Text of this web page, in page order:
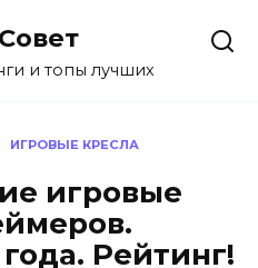
и топы лучших
ИГРОВЫЕ КРЕСЛА
игровые
Рейтинг!